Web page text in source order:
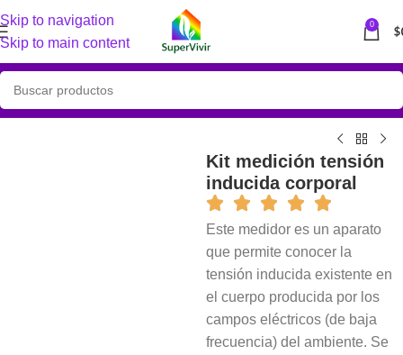
Skip to navigation
Skip to main content
0 $
Kit medición tensión
inducida corporal
Este medidor es un aparato
que permite conocer la
tensión inducida existente en
el cuerpo producida por los
campos eléctricos (de baja
frecuencia) del ambiente. Se